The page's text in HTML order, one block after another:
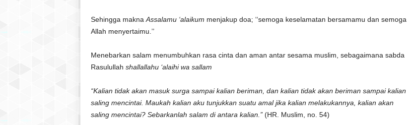
Sehingga makna Assalamu ‘alaikum menjakup doa; ‘‘semoga keselamatan bersamamu dan semoga
Allah menyertaimu.’’
Menebarkan salam menumbuhkan rasa cinta dan aman antar sesama muslim, sebagaimana sabda
Rasulullah shallallahu ‘alaihi wa sallam
“Kalian tidak akan masuk surga sampai kalian beriman, dan kalian tidak akan beriman sampai kalian
saling mencintai. Maukah kalian aku tunjukkan suatu amal jika kalian melakukannya, kalian akan
saling mencintai? Sebarkanlah salam di antara kalian.” (HR. Muslim, no. 54)